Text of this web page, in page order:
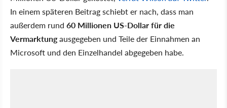
In einem späteren Beitrag schiebt er nach, dass man
außerdem rund 60 Millionen US-Dollar für die
Vermarktungausgegeben und Teile der Einnahmen an
Microsoft und den Einzelhandel abgegeben habe.